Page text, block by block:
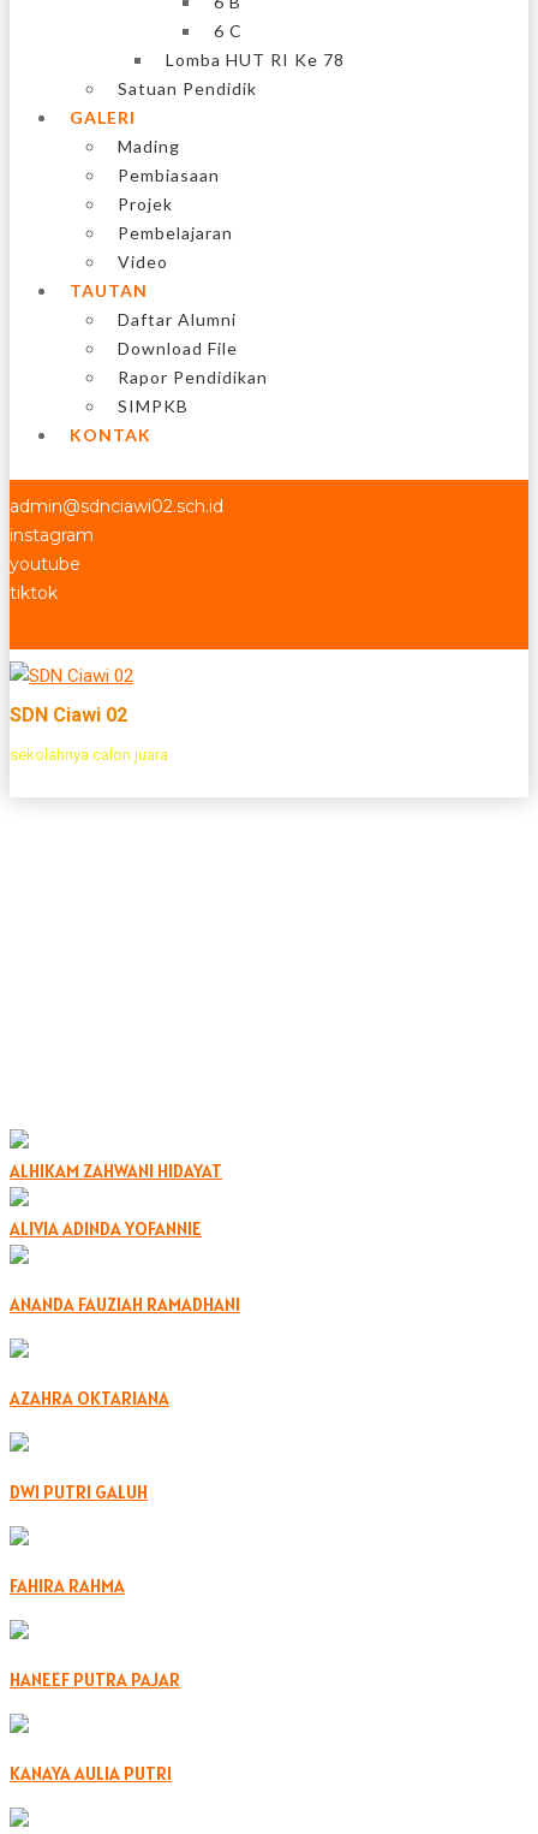
6 C
Lomba HUT RI Ke 78
Satuan Pendidik
GALERI
Mading
Pembiasaan
Projek
Pembelajaran
Video
TAUTAN
Daftar Alumni
Download File
Rapor Pendidikan
SIMPKB
KONTAK
admin@sdnciawi02.sch.id
instagram
youtube
tiktok
SDN Ciawi 02
sekolahnya calon juara
ALHIKAM ZAHWANI HIDAYAT
ALIVIA ADINDA YOFANNIE
ANANDA FAUZIAH RAMADHANI
AZAHRA OKTARIANA
DWI PUTRI GALUH
FAHIRA RAHMA
HANEEF PUTRA PAJAR
KANAYA AULIA PUTRI